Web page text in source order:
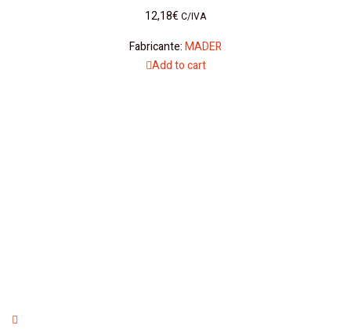
12,18€ C/IVA
Fabricante:MADER
Add to cart